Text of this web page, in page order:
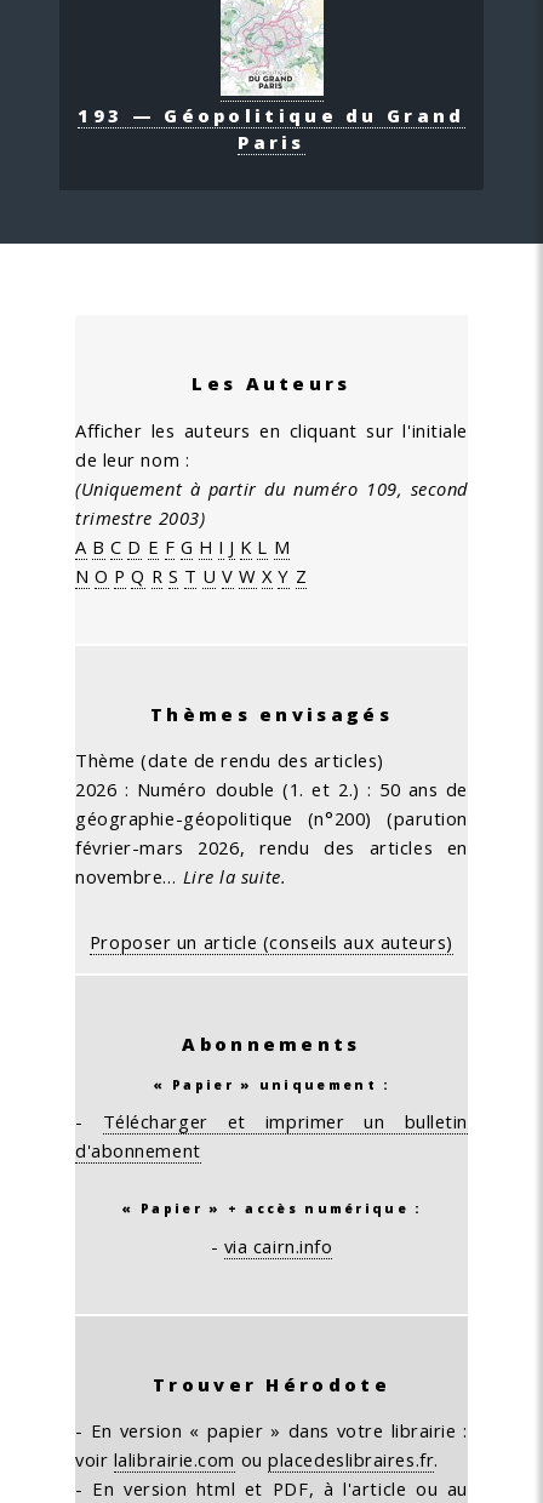
193 — Géopolitique du Grand
Paris
Les Auteurs
Afficher les auteurs en cliquant sur l'initiale
de leur nom :
(Uniquement à partir du numéro 109, second
trimestre 2003)
A B C D E F G H I J K L M
N O P Q R S T U V W X Y Z
Thèmes envisagés
Thème (date de rendu des articles)
2026 : Numéro double (1. et 2.) : 50 ans de
géographie-géopolitique (n°200) (parution
février-mars 2026, rendu des articles en
novembre… Lire la suite.
Proposer un article (conseils aux auteurs)
Abonnements
« Papier » uniquement :
- Télécharger et imprimer un bulletin
d'abonnement
« Papier » + accès numérique :
- via cairn.info
Trouver Hérodote
- En version « papier » dans votre librairie :
voir lalibrairie.com ouplacedeslibraires.fr.
- En version html et PDF, à l'article ou au